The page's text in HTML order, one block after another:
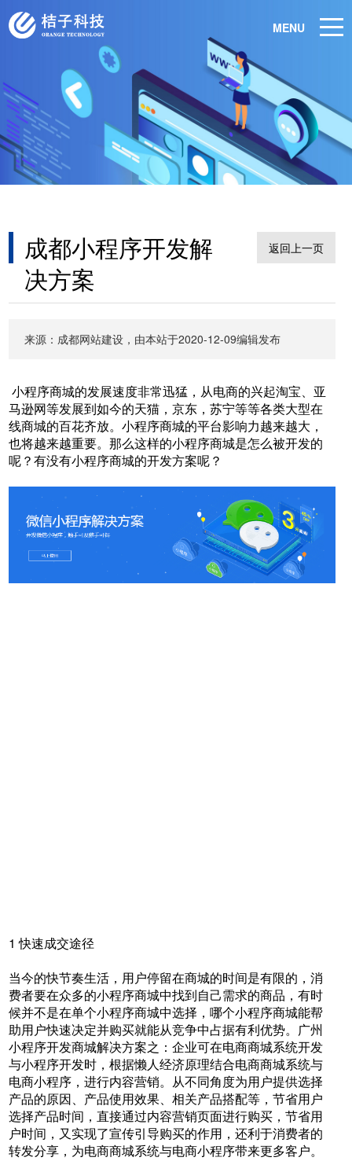
MENU
成都小程序开发解
决方案
返回上一页
来源：成都网站建设，由本站于2020-12-09编辑发布
小程序商城的发展速度非常迅猛，从电商的兴起淘宝、亚
马逊网等发展到如今的天猫，京东，苏宁等等各类大型在
线商城的百花齐放。小程序商城的平台影响力越来越大，
也将越来越重要。那么这样的小程序商城是怎么被开发的
呢？有没有小程序商城的开发方案呢？
1 快速成交途径
当今的快节奏生活，用户停留在商城的时间是有限的，消
费者要在众多的小程序商城中找到自己需求的商品，有时
候并不是在单个小程序商城中选择，哪个小程序商城能帮
助用户快速决定并购买就能从竞争中占据有利优势。广州
小程序开发商城解决方案之：企业可在电商商城系统开发
与小程序开发时，根据懒人经济原理结合电商商城系统与
电商小程序，进行内容营销。从不同角度为用户提供选择
产品的原因、产品使用效果、相关产品搭配等，节省用户
选择产品时间，直接通过内容营销页面进行购买，节省用
户时间，又实现了宣传引导购买的作用，还利于消费者的
转发分享，为电商商城系统与电商小程序带来更多客户。